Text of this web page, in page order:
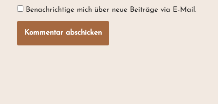
Benachrichtige mich über neue Beiträge via E-Mail.